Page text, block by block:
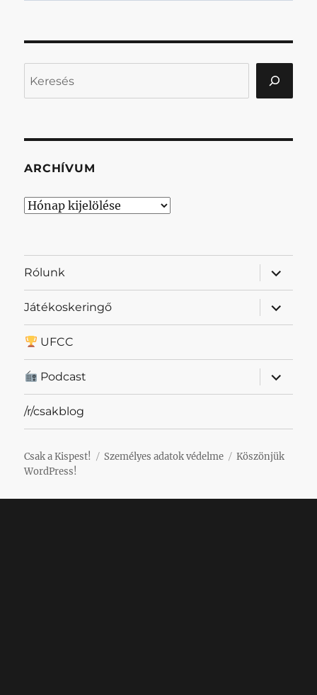
ARCHÍVUM
Archívum
Rólunk
almenü
Játékoskeringő
almenü
UFCC
Podcast
almenü
/r/csakblog
Csak a Kispest! Személyes adatok védelme
Köszönjük
WordPress!